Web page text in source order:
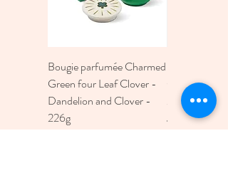
Bougie parfumée Charmed
Green four Leaf Clover -
Dandelion and Clover -
226g
Oz./118Ml
Moon
Prijs
€ 30,00